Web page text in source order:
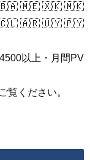
🇲🇪 🇽🇰 🇲🇰
🇦🇷 🇺🇾 🇵🇾
以上・月間PV
覧ください。